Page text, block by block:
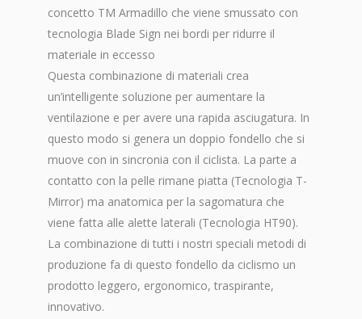
concetto TM Armadillo che viene smussato con
tecnologia Blade Sign nei bordi per ridurre il
materiale in eccesso
Questa combinazione di materiali crea
un’intelligente soluzione per aumentare la
ventilazione e per avere una rapida asciugatura. In
questo modo si genera un doppio fondello che si
muove con in sincronia con il ciclista. La parte a
contatto con la pelle rimane piatta (Tecnologia T-
Mirror) ma anatomica per la sagomatura che
viene fatta alle alette laterali (Tecnologia HT90).
La combinazione di tutti i nostri speciali metodi di
produzione fa di questo fondello da ciclismo un
prodotto leggero, ergonomico, traspirante,
innovativo.